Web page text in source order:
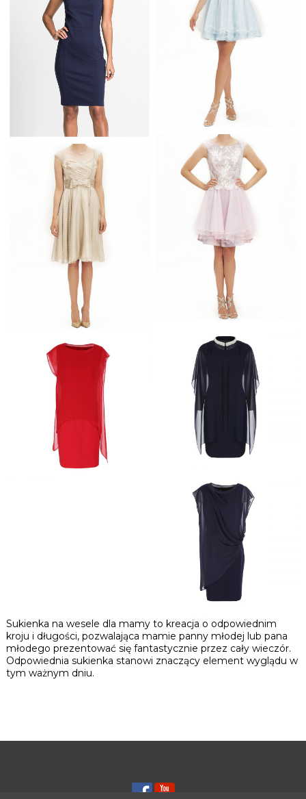
OŁÓWKOWA SUKIENKA
NA WESELE
GRANATOWA
NIEBIESKA SUKIENKA Z
TIULEM NA
STUDNIÓWKĘ I
WESELE
RÓŻOWA SUKIENKA Z
TIULEM NA WESELE I
STUDNIÓWKĘ
BEŻOWA SUKIENKA W
GROSZKI Z KOKARDKĄ
ZJAWISKOWA
SUKIENKA Z PERŁAMI
GRANATOWA
SUKIENKA TUSZUJĄCA
Sukienka na wesele dla mamy to kreacja o odpowiednim
kroju i długości, pozwalająca mamie panny młodej lub pana
młodego prezentować się fantastycznie przez cały wieczór.
Odpowiednia sukienka stanowi znaczący element wyglądu w
tym ważnym dniu.